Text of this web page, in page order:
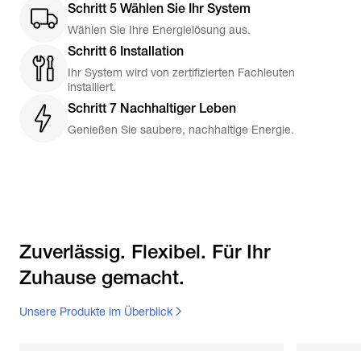
Schritt 5 Wählen Sie Ihr System
Wählen Sie Ihre Energielösung aus.
Schritt 6 Installation
Ihr System wird von zertifizierten Fachleuten
installiert.
Schritt 7 Nachhaltiger Leben
Genießen Sie saubere, nachhaltige Energie.
Zuverlässig. Flexibel. Für Ihr
Zuhause gemacht.
Unsere Produkte im Überblick